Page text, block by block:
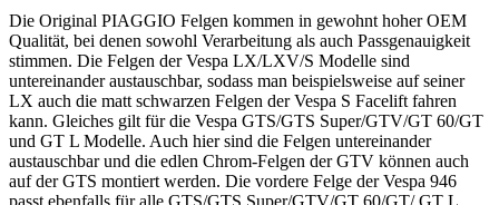
Die Original PIAGGIO Felgen kommen in gewohnt hoher OEM
Qualität, bei denen sowohl Verarbeitung als auch Passgenauigkeit
stimmen. Die Felgen der Vespa LX/LXV/S Modelle sind
untereinander austauschbar, sodass man beispielsweise auf seiner
LX auch die matt schwarzen Felgen der Vespa S Facelift fahren
kann. Gleiches gilt für die Vespa GTS/GTS Super/GTV/GT 60/GT
und GT L Modelle. Auch hier sind die Felgen untereinander
austauschbar und die edlen Chrom-Felgen der GTV können auch
auf der GTS montiert werden. Die vordere Felge der Vespa 946
passt ebenfalls für alle GTS/GTS Super/GTV/GT 60/GT/ GT L